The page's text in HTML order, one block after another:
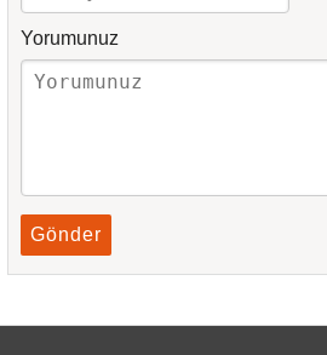
Yorumunuz
Gönder